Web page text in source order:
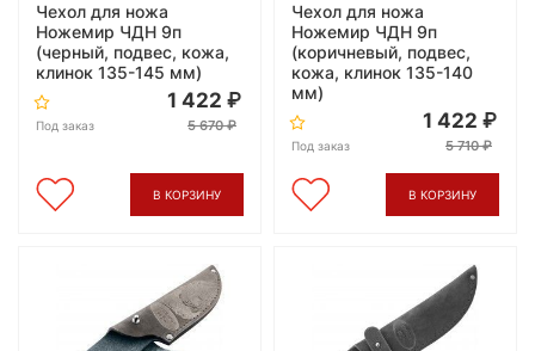
Чехол для ножа
Ножемир ЧДН 9п
(черный, подвес, кожа,
клинок 135-145 мм)
Под заказ
1 422
5 670
В КОРЗИНУ
Чехол для ножа
Ножемир ЧДН 9п
(коричневый, подвес,
кожа, клинок 135-140
мм)
Под заказ
1 422
5 710
В КОРЗИНУ